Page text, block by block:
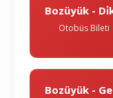
Bozüyük -
Otobüs Bileti
Bozüyük -